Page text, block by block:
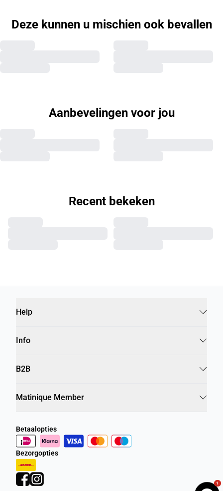
Deze kunnen u mischien ook bevallen
Aanbevelingen voor jou
Recent bekeken
Help
Info
B2B
Matinique Member
Betaalopties
Bezorgopties
1